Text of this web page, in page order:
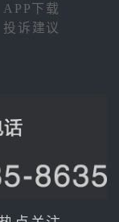
APP下载
投诉建议